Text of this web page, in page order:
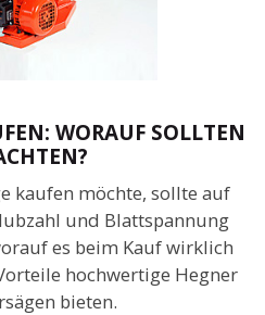
WORAUF SOLLTEN
kaufen möchte, sollte auf
und Blattspannung
es beim Kauf wirklich
hochwertige Hegner
bieten.